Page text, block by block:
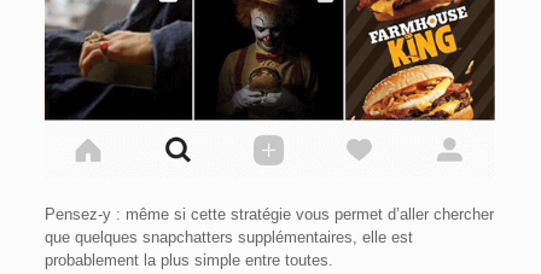
Pensez-y : même si cette stratégie vous permet d’aller chercher
que quelques snapchatters supplémentaires, elle est
probablement la plus simple entre toutes.